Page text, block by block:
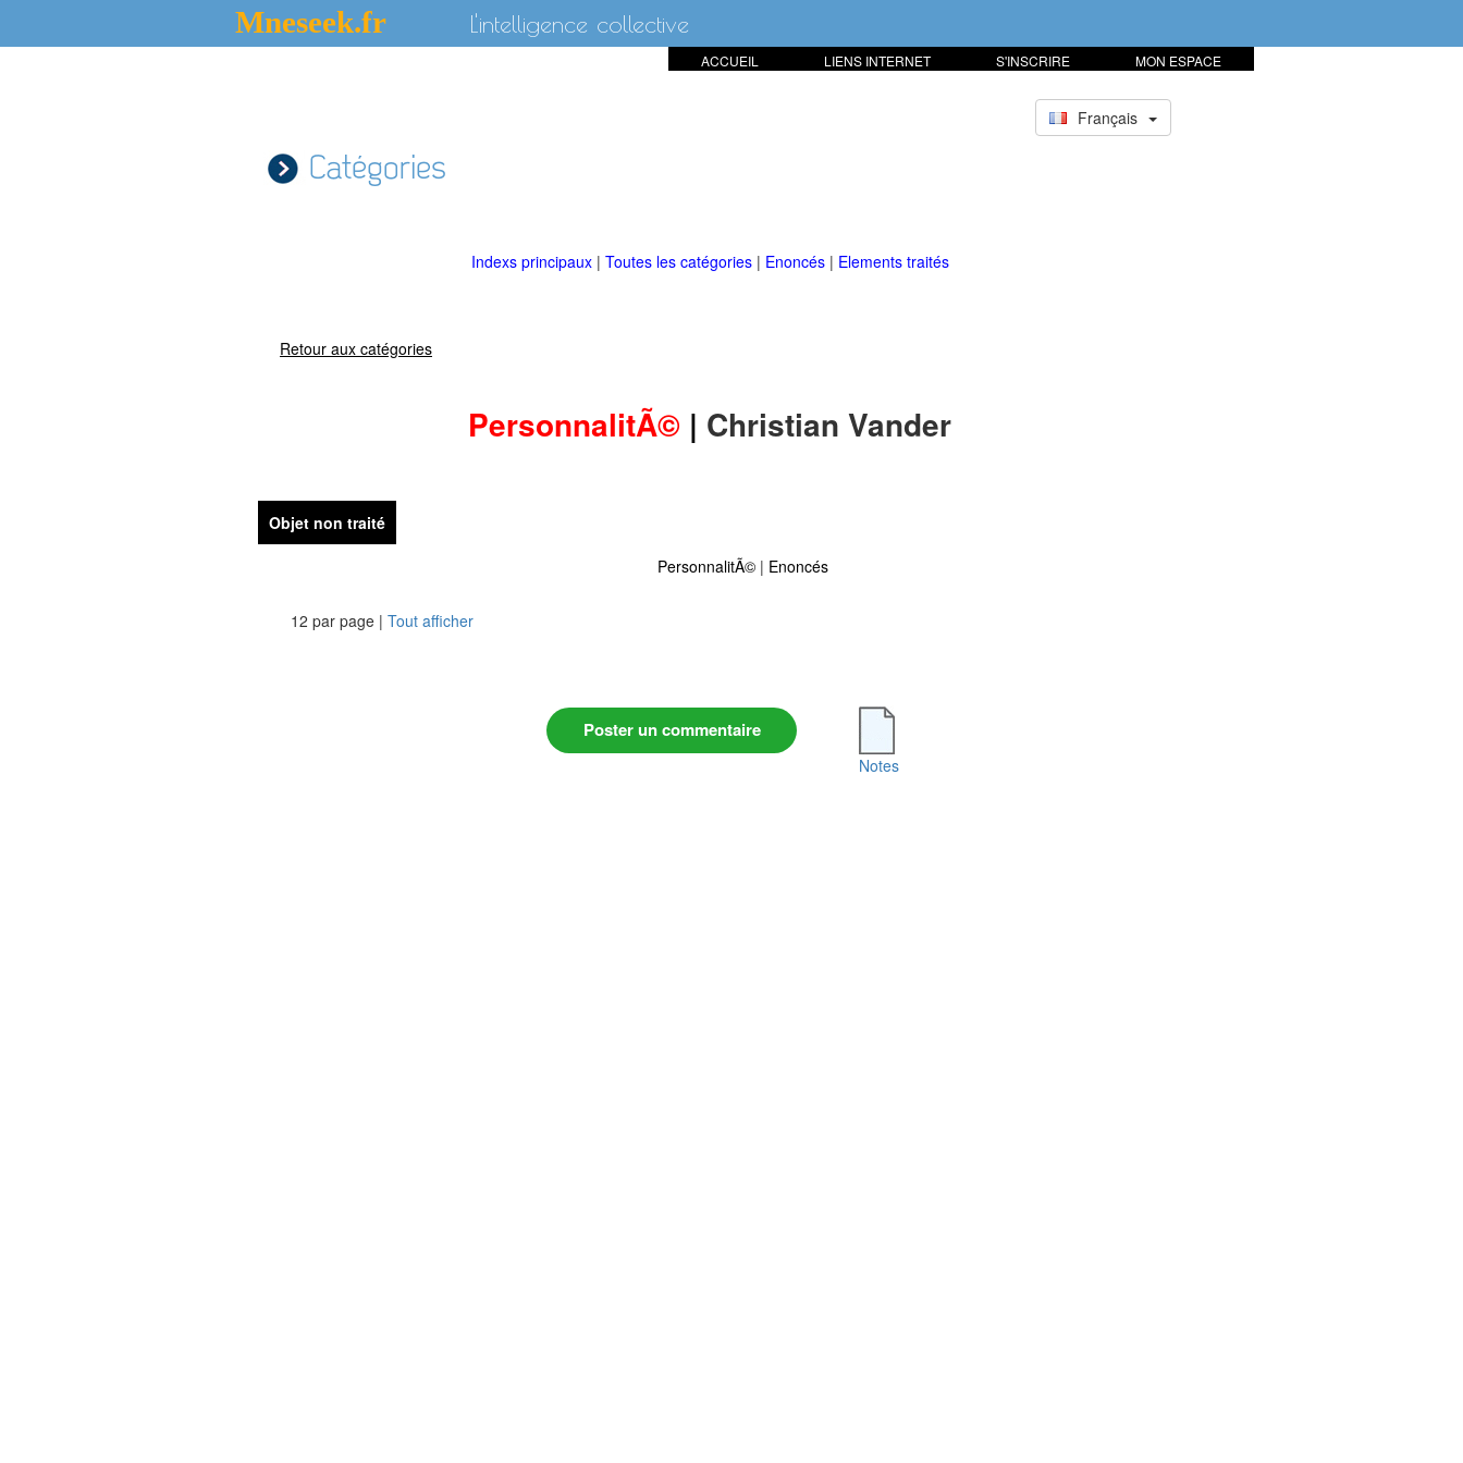
Mneseek.fr L'intelligence collective
MON ESPACE
S'INSCRIRE
LIENS INTERNET
ACCUEIL
Français
Catégories
Indexs principaux | Toutes les catégories | Enoncés | Elements traités
Retour aux catégories
PersonnalitÃ© | Christian Vander
Objet non traité
PersonnalitÃ©| Enoncés
12 par page | Tout afficher
Poster un commentaire
Notes